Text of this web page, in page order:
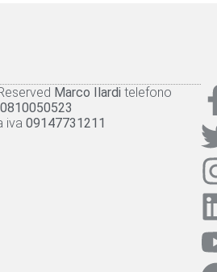
Marco Ilardi telefono
0810050523
iva 09147731211